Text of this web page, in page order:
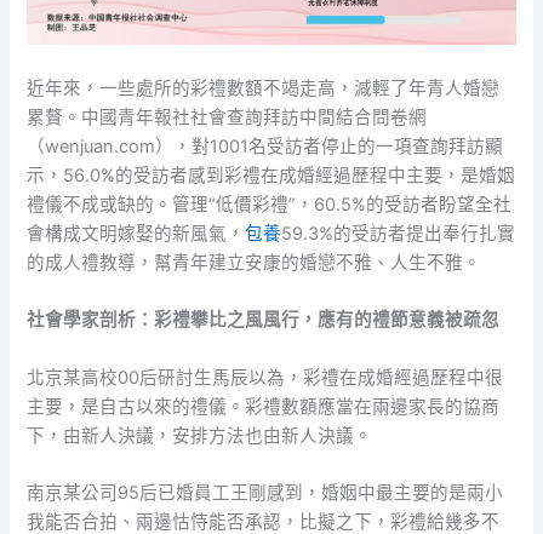
近年來，一些處所的彩禮數額不竭走高，減輕了年青人婚戀
累贅。中國青年報社社會查詢拜訪中間結合問卷網
（wenjuan.com），對1001名受訪者停止的一項查詢拜訪顯
示，56.0%的受訪者感到彩禮在成婚經過歷程中主要，是婚姻
禮儀不成或缺的。管理“低價彩禮”，60.5%的受訪者盼望全社
會構成文明嫁娶的新風氣，包養59.3%的受訪者提出奉行扎實
的成人禮教導，幫青年建立安康的婚戀不雅、人生不雅。
社會學家剖析：彩禮攀比之風風行，應有的禮節意義被疏忽
北京某高校00后研討生馬辰以為，彩禮在成婚經過歷程中很
主要，是自古以來的禮儀。彩禮數額應當在兩邊家長的協商
下，由新人決議，安排方法也由新人決議。
南京某公司95后已婚員工王剛感到，婚姻中最主要的是兩小
我能否合拍、兩邊怙恃能否承認，比擬之下，彩禮給幾多不